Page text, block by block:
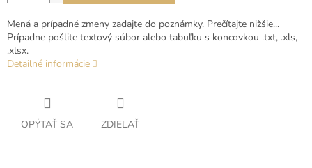
Mená a prípadné zmeny zadajte do poznámky. Prečítajte nižšie...
Prípadne pošlite textový súbor alebo tabuľku s koncovkou .txt, .xls,
.xlsx.
Detailné informácie
OPÝTAŤ SA ZDIEĽAŤ